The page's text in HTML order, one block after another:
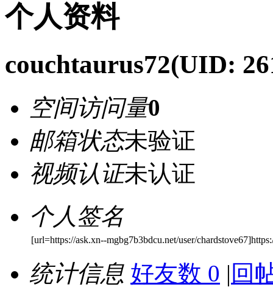
个人资料
couchtaurus72(UID:
空间访问量0
邮箱状态未验证
视频认证未认证
个人签名
[url=https://ask.xn--mgbg7b3bdcu.net/user/
统计信息 好友数 0 | 回